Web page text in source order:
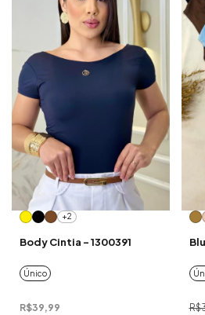
+2
Body Cintia - 1300391
Único
R$39,99